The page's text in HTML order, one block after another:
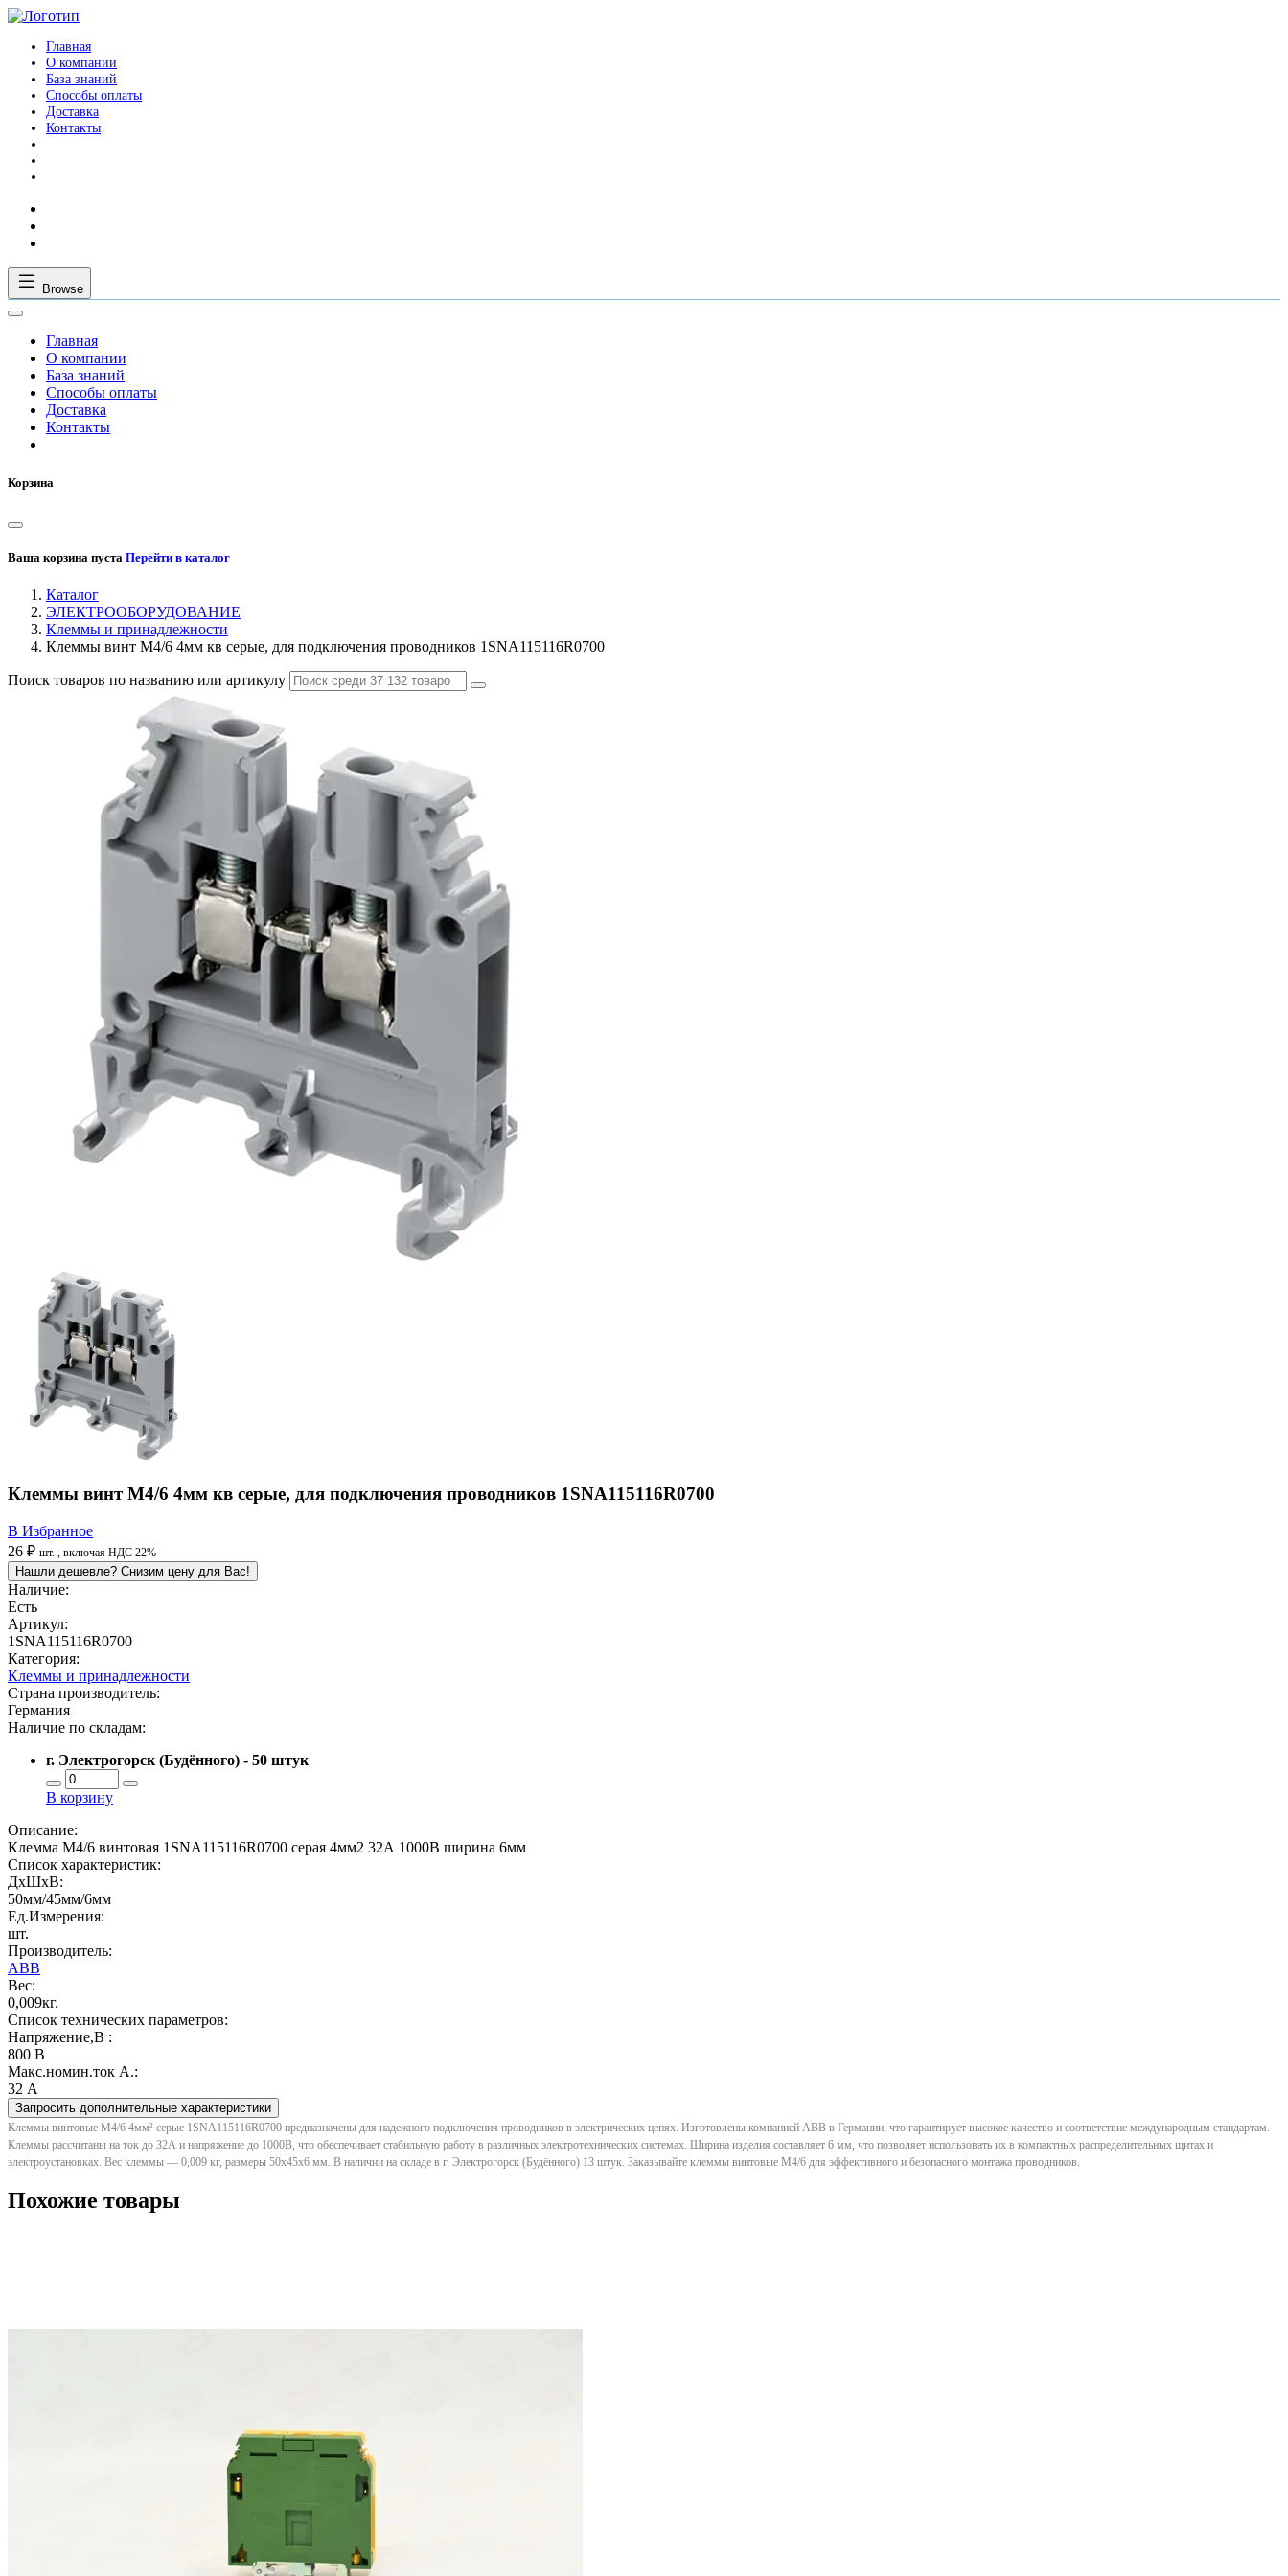
Главная
О компании
База знаний
Способы оплаты
Доставка
Контакты
Browse
Главная
О компании
База знаний
Способы оплаты
Доставка
Контакты
Корзина
Ваша корзина пуста Перейти в каталог
Каталог
ЭЛЕКТРООБОРУДОВАНИЕ
Клеммы и принадлежности
Клеммы винт M4/6 4мм кв серые, для подключения проводников 1SNA115116R0700
Поиск товаров по названию или артикулу
Клеммы винт M4/6 4мм кв серые, для подключения проводников 1SNA115116R0700
В Избранное
26 ₽ шт. , включая НДС 22%
Нашли дешевле? Снизим цену для Вас!
Наличие:
Есть
Артикул:
1SNA115116R0700
Категория:
Клеммы и принадлежности
Страна производитель:
Германия
Наличие по складам:
г. Электрогорск (Будённого) - 50 штук
В корзину
Описание:
Клемма M4/6 винтовая 1SNA115116R0700 серая 4мм2 32А 1000В ширина 6мм
Список характеристик:
ДxШxВ:
50мм/45мм/6мм
Ед.Измерения:
шт.
Производитель:
ABB
Вес:
0,009кг.
Список технических параметров:
Напряжение,В :
800 В
Макс.номин.ток А.:
32 А
Запросить дополнительные характеристики
Клеммы винтовые M4/6 4мм² серые 1SNA115116R0700 предназначены для надежного подключения проводников в электрических цепях. Изготовлены компанией ABB в Германии, что гарантирует высокое качество и соответствие международным стандартам.
Клеммы рассчитаны на ток до 32А и напряжение до 1000В, что обеспечивает стабильную работу в различных электротехнических системах. Ширина изделия составляет 6 мм, что позволяет использовать их в компактных распределительных щитах и
электроустановках. Вес клеммы — 0,009 кг, размеры 50х45х6 мм. В наличии на складе в г. Электрогорск (Будённого) 13 штук. Заказывайте клеммы винтовые M4/6 для эффективного и безопасного монтажа проводников.
Похожие товары